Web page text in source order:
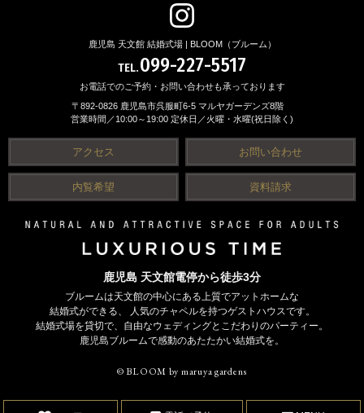
鹿児島 天文館 結婚式場 | BLOOM（ブルーム）
TEL.099-227-5517
お電話でのご予約・お問い合わせも承っております
〒892-0826 鹿児島市呉服町6-5 マルヤガーデンズ8階
営業時間／10:00～19:00 定休日／火曜・水曜(祝日除く)
アクセス お問い合わせ
内覧希望 資料請求
鹿児島 天文館電停から徒歩3分
ブルームは天文館の中心にある上質でアットホームな
結婚式ができる、
人気のチャペルを持つゲストハウスです。
結婚式場を貸切で、自由なウェディングとこだわりのパーティー。
鹿児島ブルームで感動のあたたかい結婚式を。
© BLOOM by maruya gardens